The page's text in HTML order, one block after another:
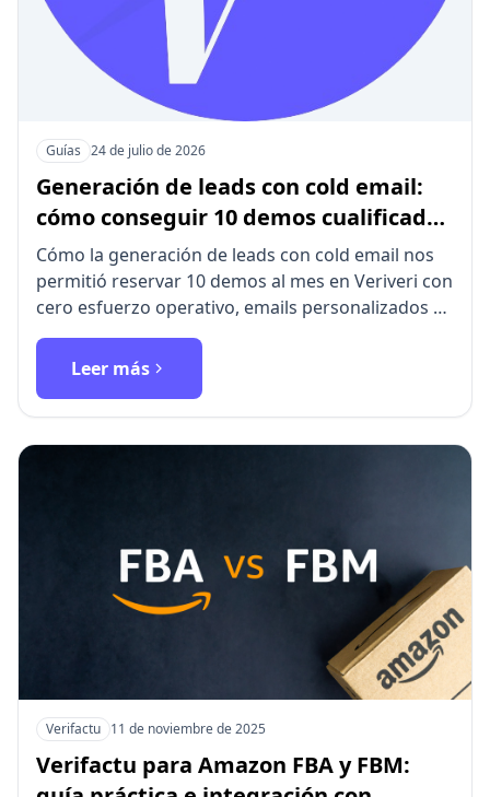
Guías 24 de julio de 2026
Generación de leads con cold email:
cómo conseguir 10 demos cualificadas
al mes
Cómo la generación de leads con cold email nos
permitió reservar 10 demos al mes en Veriveri con
cero esfuerzo operativo, emails personalizados de
preparació…
Leer más
Verifactu 11 de noviembre de 2025
Verifactu para Amazon FBA y FBM: